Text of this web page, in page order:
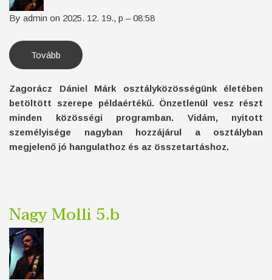
By admin on 2025. 12. 19., p – 08:58
Tovább (Zagorácz
Dániel
Zagorácz Dániel Márk osztályközösségünk életében
betöltött szerepe példaértékű. Önzetlenül vesz részt
minden közösségi programban. Vidám, nyitott
személyisége nagyban hozzájárul a osztályban
megjelenő jó hangulathoz és az összetartáshoz.
Nagy Molli 5.b